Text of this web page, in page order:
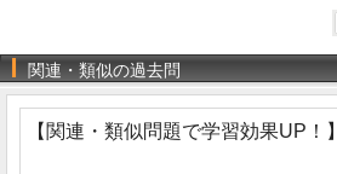
関連・類似の過去問
【関連・類似問題で学習効果UP！】